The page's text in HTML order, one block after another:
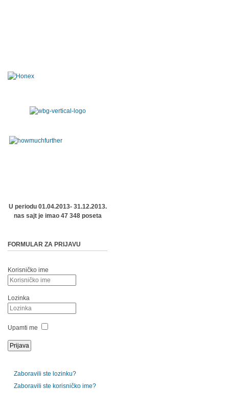
U periodu 01.04.2013- 31.12.2013.
nas sajt je imao 47 348 poseta
FORMULAR ZA PRIJAVU
Korisničko ime
Lozinka
Upamti me
Zaboravili ste lozinku?
Zaboravili ste korisničko ime?